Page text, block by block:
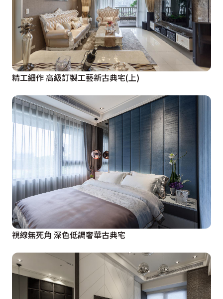
精工細作 高級訂製工藝新古典宅(上)
視線無死角 深色低調奢華古典宅